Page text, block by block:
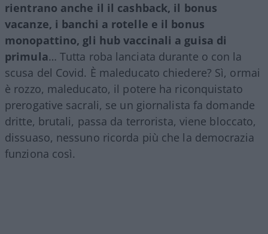
rientrano anche il il cashback, il bonus
vacanze, i banchi a rotelle e il bonus
monopattino, gli hub vaccinali a guisa di
primula… Tutta roba lanciata durante o con la
scusa del Covid. È maleducato chiedere? Sì, ormai
è rozzo, maleducato, il potere ha riconquistato
prerogative sacrali, se un giornalista fa domande
dritte, brutali, passa da terrorista, viene bloccato,
dissuaso, nessuno ricorda più che la democrazia
funziona così.